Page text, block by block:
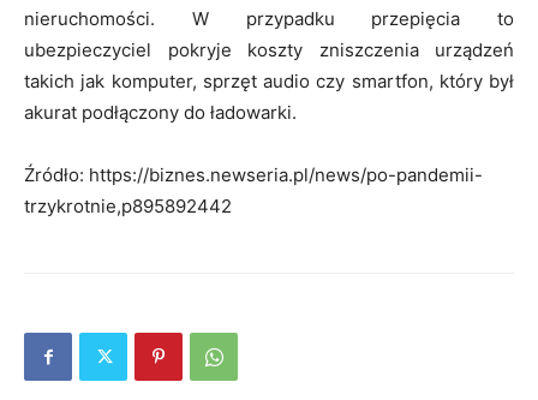
nieruchomości. W przypadku przepięcia to
ubezpieczyciel pokryje koszty zniszczenia urządzeń
takich jak komputer, sprzęt audio czy smartfon, który był
akurat podłączony do ładowarki.
Źródło: https://biznes.newseria.pl/news/po-pandemii-
trzykrotnie,p895892442